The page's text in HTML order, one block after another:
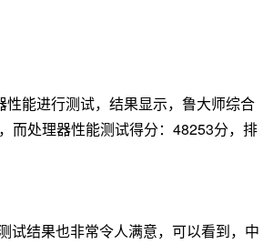
能进行测试，结果显示，鲁大师综合
而处理器性能测试得分：48253分，排
试结果也非常令人满意，可以看到，中